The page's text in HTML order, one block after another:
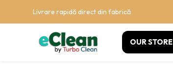
Livrare rapidă direct din fabrică
OUR STORE